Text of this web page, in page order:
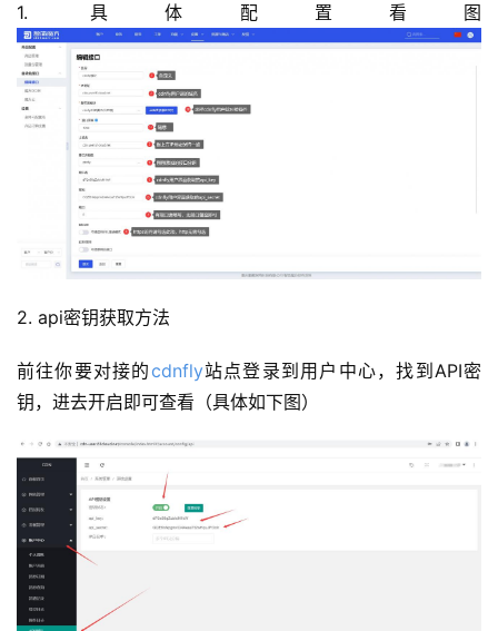
1. 具体配置看图
2. api密钥获取方法
前往你要对接的cdnfly站点登录到用户中心，找到API密
钥，进去开启即可查看（具体如下图）